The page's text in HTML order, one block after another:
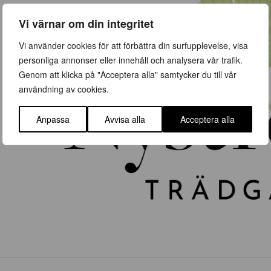
Vi värnar om din integritet
Vi använder cookies för att förbättra din surfupplevelse, visa
personliga annonser eller innehåll och analysera vår trafik.
Genom att klicka på "Acceptera alla" samtycker du till vår
användning av cookies.
Anpassa Avvisa alla Acceptera alla